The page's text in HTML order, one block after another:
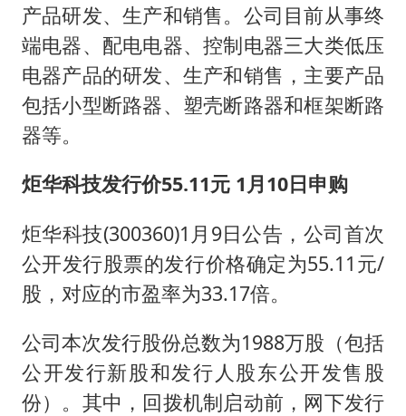
产品研发、生产和销售。公司目前从事终
端电器、配电电器、控制电器三大类低压
电器产品的研发、生产和销售，主要产品
包括小型断路器、塑壳断路器和框架断路
器等。
炬华科技发行价55.11元 1月10日申购
炬华科技(300360)1月9日公告，公司首次
公开发行股票的发行价格确定为55.11元/
股，对应的市盈率为33.17倍。
公司本次发行股份总数为1988万股（包括
公开发行新股和发行人股东公开发售股
份）。其中，回拨机制启动前，网下发行